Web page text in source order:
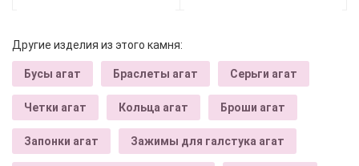
Другие изделия из этого камня:
Бусы агат Браслеты агат Серьги агат
Четки агат Кольца агат Броши агат
Запонки агат Зажимы для галстука агат